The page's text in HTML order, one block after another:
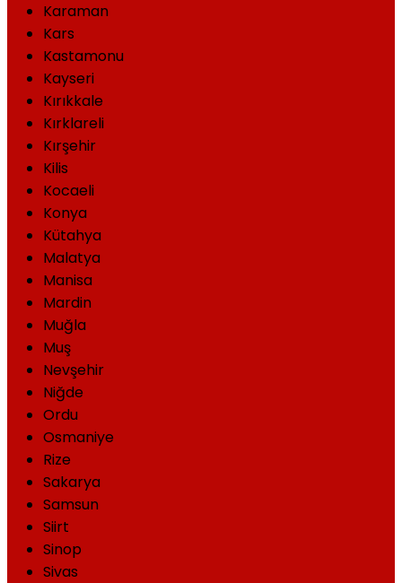
Karaman
Kars
Kastamonu
Kayseri
Kırıkkale
Kırklareli
Kırşehir
Kilis
Kocaeli
Konya
Kütahya
Malatya
Manisa
Mardin
Muğla
Muş
Nevşehir
Niğde
Ordu
Osmaniye
Rize
Sakarya
Samsun
Siirt
Sinop
Sivas